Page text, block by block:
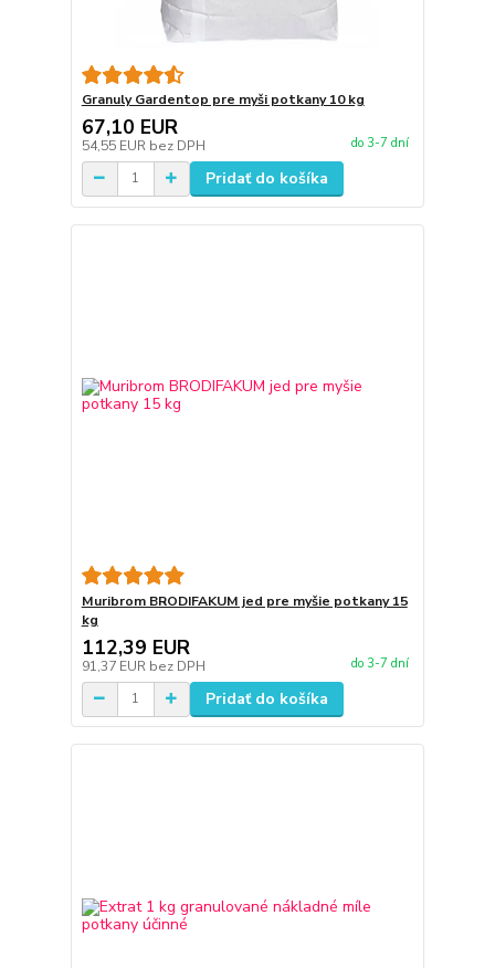
Granuly Gardentop pre myši potkany 10 kg
67,10 EUR
54,55 EUR bez DPH do 3-7 dní
Pridať do košíka
Muribrom BRODIFAKUM jed pre myšie potkany 15
kg
112,39 EUR
91,37 EUR bez DPH do 3-7 dní
Pridať do košíka